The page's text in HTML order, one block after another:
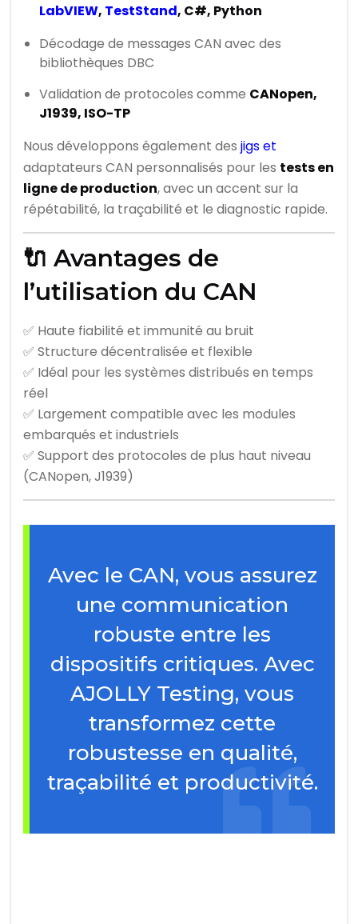
LabVIEW, TestStand, C#, Python
Décodage de messages CAN avec des
bibliothèques DBC
Validation de protocoles comme CANopen,
J1939, ISO-TP
Nous développons également des jigs et
adaptateurs CAN personnalisés pour les tests en
ligne de production, avec un accent sur la
répétabilité, la traçabilité et le diagnostic rapide.
🔌 Avantages de
l’utilisation du CAN
✅ Haute fiabilité et immunité au bruit
✅ Structure décentralisée et flexible
✅ Idéal pour les systèmes distribués en temps
réel
✅ Largement compatible avec les modules
embarqués et industriels
✅ Support des protocoles de plus haut niveau
(CANopen, J1939)
Avec le CAN, vous assurez
une communication
robuste entre les
dispositifs critiques. Avec
AJOLLY Testing, vous
transformez cette
robustesse en qualité,
traçabilité et productivité.